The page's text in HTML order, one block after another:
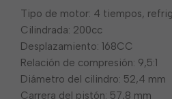
Tipo de motor: 4 tiempos,
Cilindrada: 200cc
Desplazamiento: 168CC
Relación de compresión: 9,5:1
Diámetro del cilindro: 52,4 mm
Carrera del pistón: 57,8 mm